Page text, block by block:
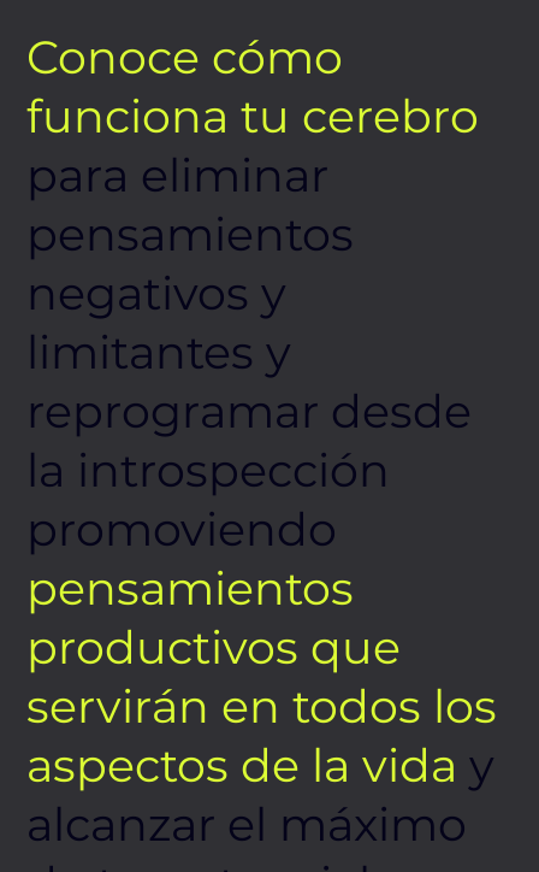
Conoce cómo
funciona tu cerebro
para eliminar
pensamientos
negativos y
limitantes y
reprogramar desde
la introspección
promoviendo
pensamientos
productivos que
servirán en todos los
aspectos de la vida y
alcanzar el máximo